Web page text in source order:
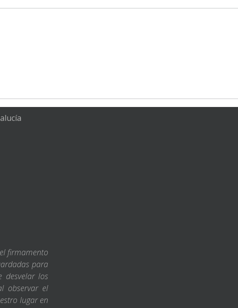
firmamento
para
desvelar los
observar el
lugar en